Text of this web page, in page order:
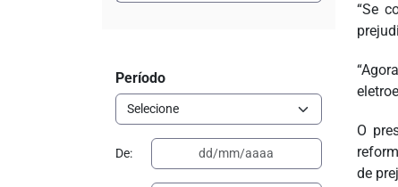
“Se
O
de
Período
De: